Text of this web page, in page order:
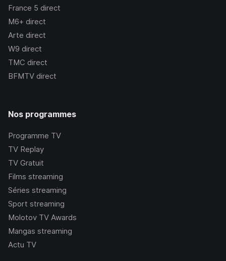
France 5 direct
M6+ direct
Arte direct
W9 direct
TMC direct
BFMTV direct
Nos programmes
Programme TV
TV Replay
TV Gratuit
Films streaming
Séries streaming
Sport streaming
Molotov TV Awards
Mangas streaming
Actu TV